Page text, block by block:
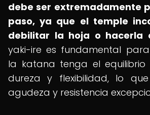
debe ser extremadamente
paso, ya que el temple
debilitar la hoja o hacerla
yaki-ire es fundamental
la katana tenga el equilibrio
dureza y flexibilidad, lo
agudeza y resistencia